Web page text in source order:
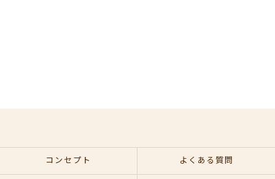
コンセプト よくある質問